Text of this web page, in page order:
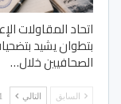
اتحاد المقاولات
بتطوان يشيد
الصحافيين خلال…
السابق التالي 1 من 2٬200